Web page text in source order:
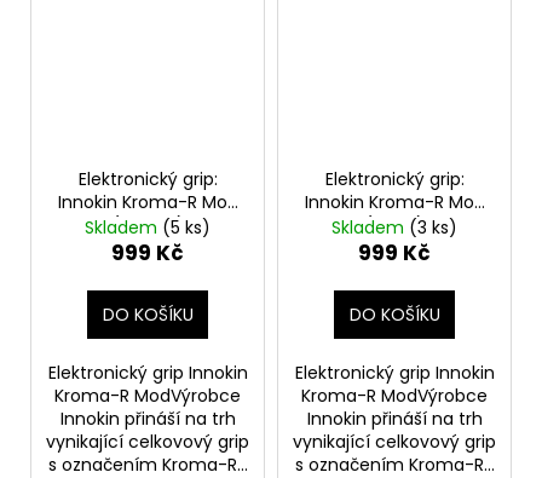
Elektronický grip:
Innokin Kroma-R Mod
(Bronze)
Skladem (5 ks)
999 Kč
DO KOŠÍKU
Elektronický grip Innokin
Kroma-R ModVýrobce
Innokin přináší na trh
vynikající celkovový grip
s označením Kroma-R...
Elektronický grip:
Innokin Kroma-R Mod
(Black)
Skladem (3 ks)
999 Kč
DO KOŠÍKU
Elektronický grip Innokin
Kroma-R ModVýrobce
Innokin přináší na trh
vynikající celkovový grip
s označením Kroma-R...